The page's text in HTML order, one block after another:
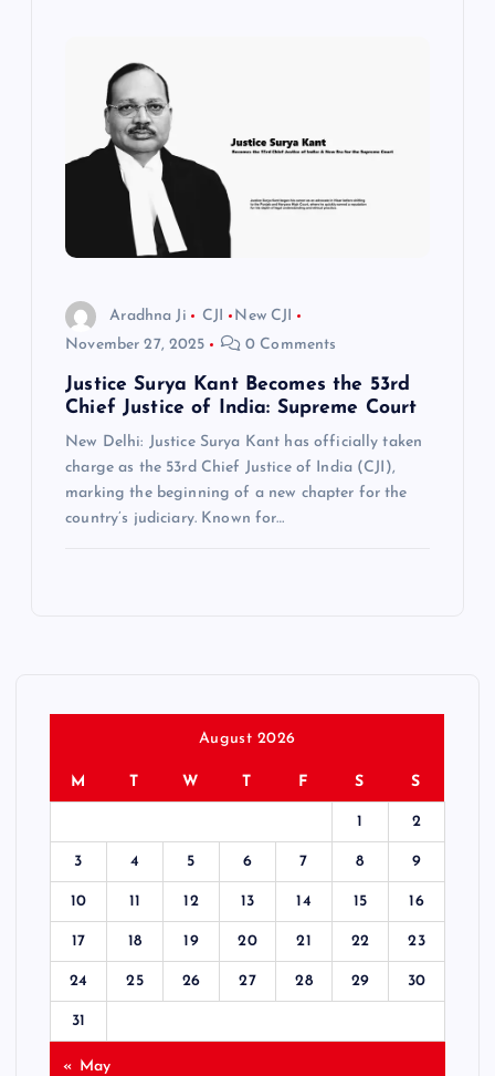
Aradhna Ji CJI
New CJI
November 27, 2025
0 Comments
Justice Surya Kant Becomes the 53rd
Chief Justice of India: Supreme Court
New Delhi: Justice Surya Kant has officially taken
charge as the 53rd Chief Justice of India (CJI),
marking the beginning of a new chapter for the
country’s judiciary. Known for…
August 2026
M T W T F S S
1 2
3 4 5 6 7 8 9
10 11 12 13 14 15 16
17 18 19 20 21 22 23
24 25 26 27 28 29 30
31
« May